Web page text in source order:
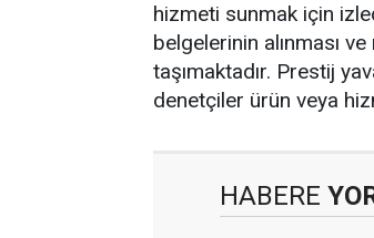
hizmeti sunmak için
belgelerinin alınması
taşımaktadır. Prestij
denetçiler ürün veya
HABERE